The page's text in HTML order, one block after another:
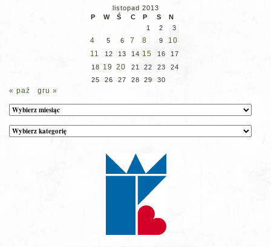
listopad 2013
P
W Ś C P S
N
1
2 3
4 5 6 7 8 9
10
11
12 13 14 15 16
17
18 19 20 21 22 23
24
25
26 27 28 29 30
« paź gru »
Archiwum
Kategorie
wpisów